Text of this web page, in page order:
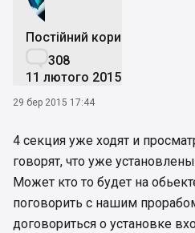
Постійний користувач
308
11 лютого 2015
29 бер 2015 17:44
4 секция уже ходят и
говорят, что уже
Может кто то будет на
поговорить с нашим
договориться о установке